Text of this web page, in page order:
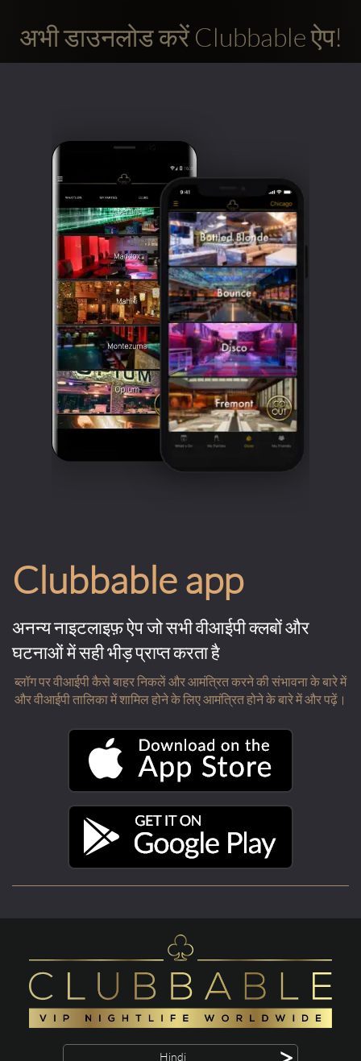
अभी डाउनलोड करें Clubbable ऐप!
Clubbable app
अनन्य नाइटलाइफ़ ऐप जो सभी वीआईपी क्लबों और
घटनाओं में सही भीड़ प्राप्त करता है
ब्लॉग पर वीआईपी कैसे बाहर निकलें और आमंत्रित करने की संभावना के बारे में
और वीआईपी तालिका में शामिल होने के लिए आमंत्रित होने के बारे में और पढ़ें।
Hindi